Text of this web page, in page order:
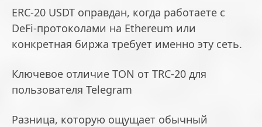
ERC-20 USDT оправдан, когда работаете с
DeFi-протоколами на Ethereum или
конкретная биржа требует именно эту сеть.
Ключевое отличие TON от TRC-20 для
пользователя Telegram
Разница, которую ощущает обычный